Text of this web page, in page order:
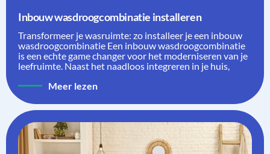
Inbouw wasdroogcombinatie installeren
Transformeer je wasruimte: zo installeer je een inbouw
wasdroogcombinatie Een inbouw wasdroogcombinatie
is een echte game changer voor het moderniseren van je
leefruimte. Naast het naadloos integreren in je huis,
Meer lezen